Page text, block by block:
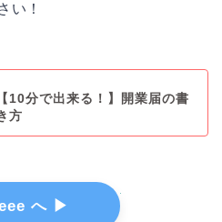
い！
【10分で出来る！】開業届の書
方
へ ▶